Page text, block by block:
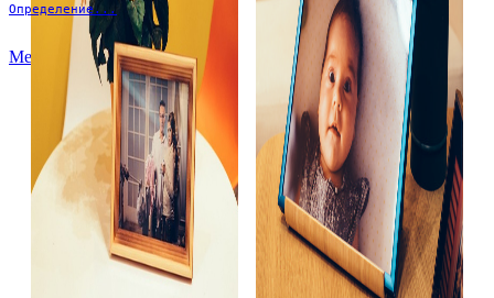
Определение...
Меню